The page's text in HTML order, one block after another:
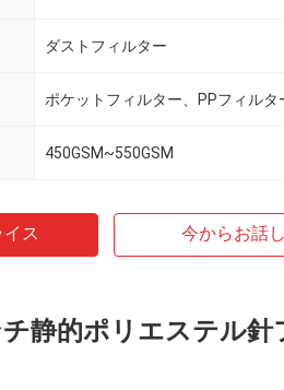
ダストフィルター
ポケットフィルター、PPフィルタ
450GSM~550GSM
ス 今からお話し
静的ポリエステル針